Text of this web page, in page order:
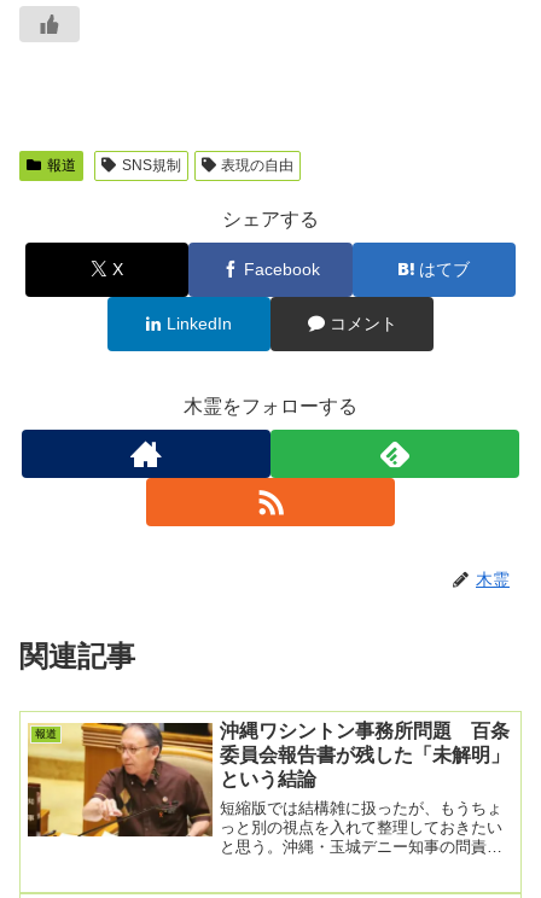
報道 SNS規制 表現の自由
シェアする
X Facebook はてブ
LinkedIn コメント
木霊をフォローする
木霊
関連記事
報道
沖縄ワシントン事務所問題 百条
委員会報告書が残した「未解明」
という結論
短縮版では結構雑に扱ったが、もうちょ
っと別の視点を入れて整理しておきたい
と思う。沖縄・玉城デニー知事の問責決